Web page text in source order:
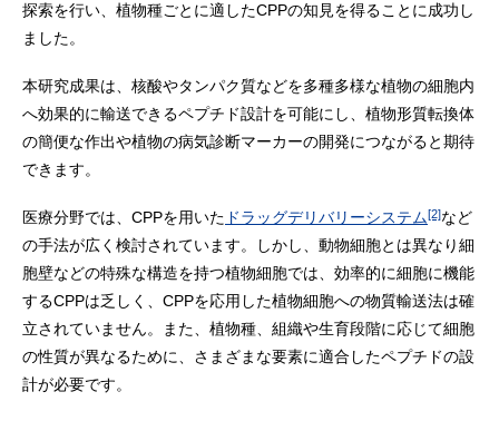
探索を行い、植物種ごとに適したCPPの知見を得ることに成功し
ました。
本研究成果は、核酸やタンパク質などを多種多様な植物の細胞内
へ効果的に輸送できるペプチド設計を可能にし、植物形質転換体
の簡便な作出や植物の病気診断マーカーの開発につながると期待
できます。
医療分野では、CPPを用いた ドラッグデリバリーシステム[2]など
の手法が広く検討されています。しかし、動物細胞とは異なり細
胞壁などの特殊な構造を持つ植物細胞では、効率的に細胞に機能
するCPPは乏しく、CPPを応用した植物細胞への物質輸送法は確
立されていません。また、植物種、組織や生育段階に応じて細胞
の性質が異なるために、さまざまな要素に適合したペプチドの設
計が必要です。